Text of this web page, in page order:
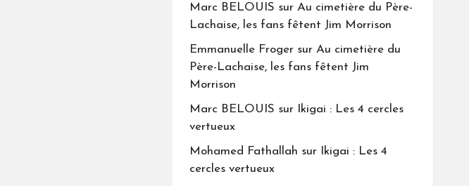
Marc BELOUIS sur Au cimetière du Père-
Lachaise, les fans fêtent Jim Morrison
Emmanuelle Frogersur Au cimetière du
Père-Lachaise, les fans fêtent Jim
Morrison
Marc BELOUIS sur
Ikigai : Les 4 cercles
vertueux
Mohamed Fathallah sur
Ikigai : Les 4
cercles vertueux